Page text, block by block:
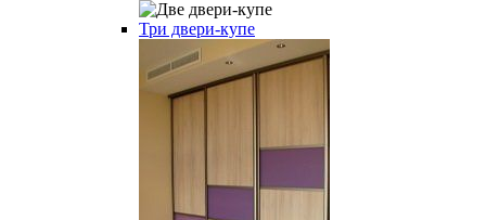
Три двери-купе